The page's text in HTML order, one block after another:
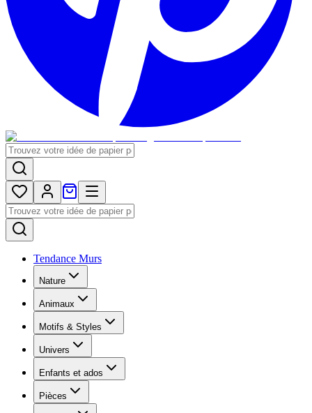
Tendance Murs
Nature
Animaux
Motifs & Styles
Univers
Enfants et ados
Pièces